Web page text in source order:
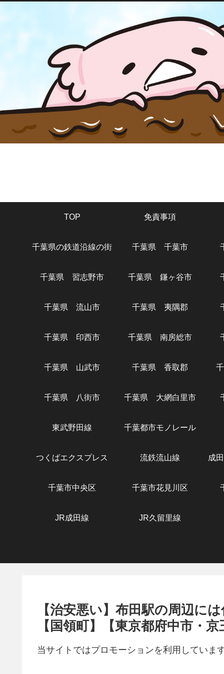
TOP 免責事項
千葉県の鉄道沿線の街 千葉県 千葉市
千葉県 習志野市 千葉県 鎌ヶ谷市
千葉県 流山市 千葉県 夷隅郡
千葉県 印西市 千葉県 南房総市
千葉県 山武市 千葉県 香取郡
千葉県 八街市 千葉県 大網白里市
東武野田線 千葉都市モノレール
つくばエクスプレス 流鉄流山線 成
千葉市中央区 千葉市花見川区
JR成田線 JR久留里線
【治安悪い】布田駅の周辺に
【国領町】【東京都府中市・京
当サイトではプロモーションを利用していま